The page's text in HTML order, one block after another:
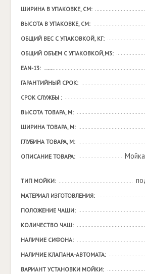
ШИРИНА В УПАКОВКЕ, СМ:
ВЫСОТА В УПАКОВКЕ, СМ:
ОБЩИЙ ВЕС С УПАКОВКОЙ, КГ:
ОБЩИЙ ОБЪЕМ С УПАКОВКОЙ,М3:
EAN-13:
ГАРАНТИЙНЫЙ СРОК:
СРОК СЛУЖБЫ :
ВЫСОТА ТОВАРА, М:
ШИРИНА ТОВАРА, М:
ГЛУБИНА ТОВАРА, М:
ОПИСАНИЕ ТОВАРА:
ТИП МОЙКИ:
МАТЕРИАЛ ИЗГОТОВЛЕНИЯ:
ПОЛОЖЕНИЕ ЧАШИ:
КОЛИЧЕСТВО ЧАШ:
НАЛИЧИЕ СИФОНА:
НАЛИЧИЕ КЛАПАНА-АВТОМАТА:
ВАРИАНТ УСТАНОВКИ МОЙКИ: